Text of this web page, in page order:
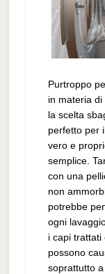
Purtroppo
in materia
la scelta
perfetto per
vero e
semplice.
con una
non
potrebbe
ogni
i capi trattati
possono
soprattutto